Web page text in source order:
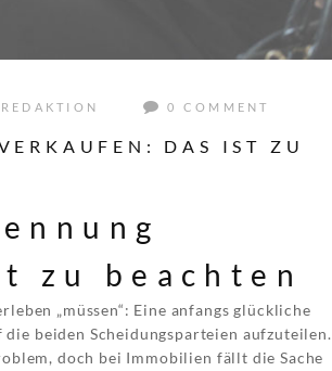
REDAKTION 0 COMMENT
DAS IST ZU
zu beachten
„müssen“: Eine anfangs glückliche
die beiden Scheidungsparteien aufzuteilen.
doch bei Immobilien fällt die Sache